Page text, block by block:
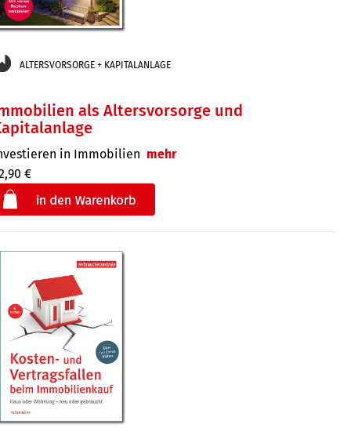
ALTERSVORSORGE + KAPITALANLAGE
als Altersvorsorge und
in Immobilien mehr
€